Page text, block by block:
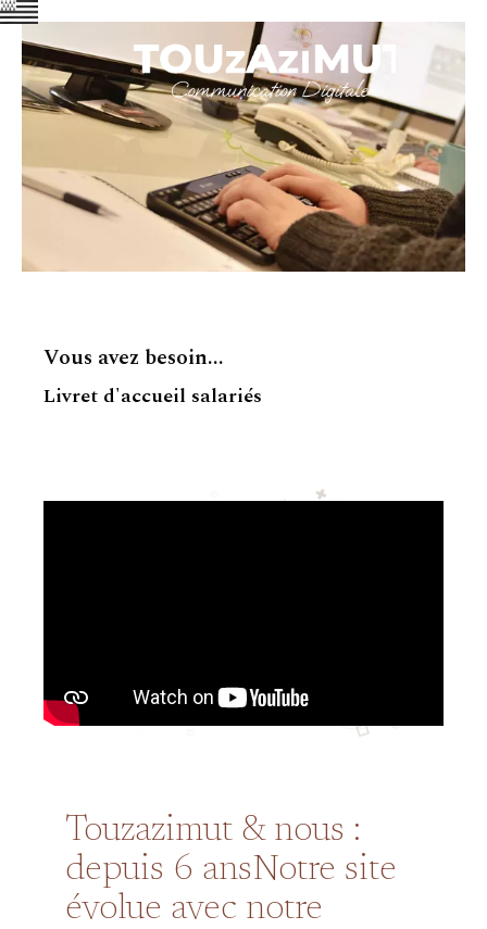
Vous avez besoin...
Livret d'accueil salariés
Touzazimut & nous :
depuis 6 ansNotre site
évolue avec notre